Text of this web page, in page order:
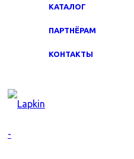
КАТАЛОГ
ПАРТНЁРАМ
КОНТАКТЫ